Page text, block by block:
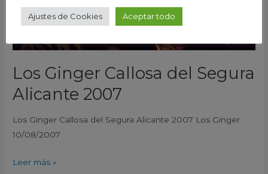
Los Ginger Callosa del Segura
Alicante 2007
Los Ginger Callosa del Segura Alicante 2007 Los Ginger
10/08/2007
Leer más »
Ajustes de Cookies Aceptar todo